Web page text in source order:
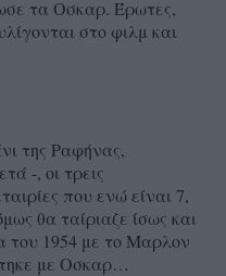
τα Οσκαρ. Έρωτες,
στο φιλμ και
της Ραφήνας,
-, οι τρεις
που ενώ είναι 7,
θα ταίριαζε ίσως και
του 1954 με το Μαρλον
με Οσκαρ…